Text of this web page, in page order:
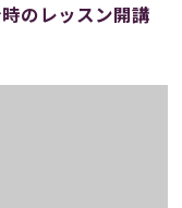
のレッスン開講